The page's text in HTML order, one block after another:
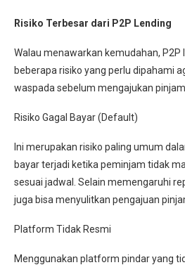
Risiko Terbesar dari P2P Lending
Walau menawarkan kemudahan,
beberapa risiko yang perlu dipahami
waspada sebelum mengajukan
Risiko Gagal Bayar (Default)
Ini merupakan risiko paling umum
bayar terjadi ketika peminjam tidak
sesuai jadwal. Selain memengaruhi
juga bisa menyulitkan pengajuan
Platform Tidak Resmi
Menggunakan platform pindar yang